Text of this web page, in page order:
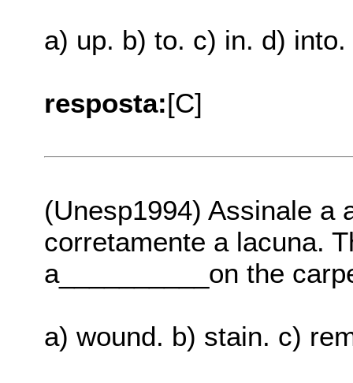
a) up. b) to. c) in. d) into.
resposta:[C]
(Unesp1994) Assinale a
corretamente a lacuna.
a__________on the
a) wound. b) stain. c)